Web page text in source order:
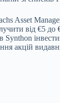
Asset
від €5
Synthon
акцій